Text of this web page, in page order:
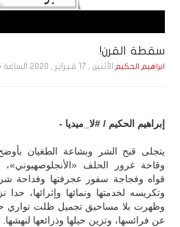
سقطة القرن!
ابراهيم الحكيم الأثنين , 17 فـبـرايـر , 2020 الساعة 6:06:45 PM
إبراهيم الحكيم / #لا_ميديا -
يتجلى قبح الشر وبشاعة الطغيان
وقاحة غرور الحلف
قواه وفجاجة سفور عجرفتها وفداحة
وتكريسه لخدمتها ونمائها وإثرائها،
وظهرت بلا مساحيق تجميل ظلت تواري
عن فرائسها، وتزين حيلها وذرائعها لنهشها.